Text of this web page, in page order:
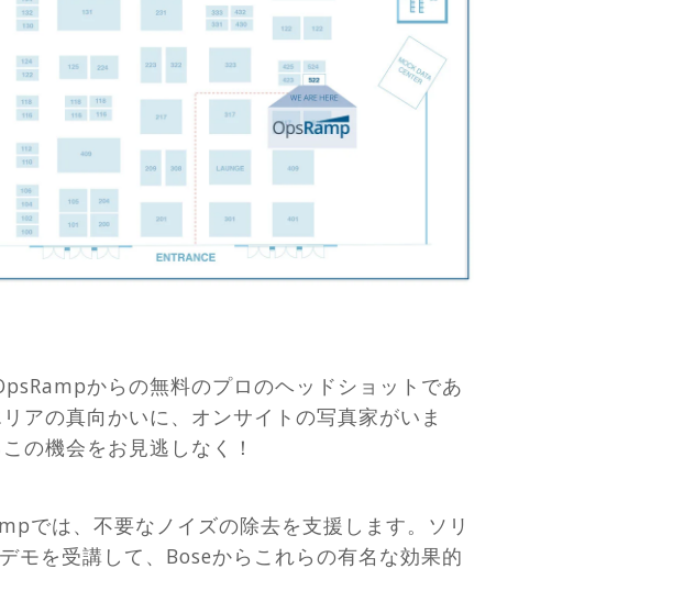
からの無料のプロのヘッドショットであ
アの真向かいに、オンサイトの写真家がいま
の機会をお見逃しなく！
では、不要なノイズの除去を支援します。ソリ
モを受講して、Boseからこれらの有名な効果的